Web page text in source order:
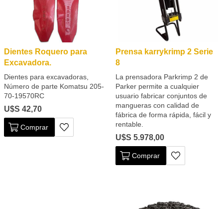
Dientes Roquero para
Excavadora.
Dientes para excavadoras,
Número de parte Komatsu 205-
70-19570RC
U$S 42,70
Comprar
Prensa karrykrimp 2 Serie
8
La prensadora Parkrimp 2 de
Parker permite a cualquier
usuario fabricar conjuntos de
mangueras con calidad de
fábrica de forma rápida, fácil y
rentable.
U$S 5.978,00
Comprar